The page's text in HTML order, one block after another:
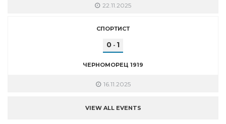
22.11.2025
СПОРТИСТ
0 - 1
ЧЕРНОМОРЕЦ 1919
16.11.2025
VIEW ALL EVENTS